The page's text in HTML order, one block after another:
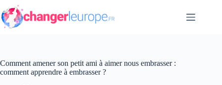
Passer
au
contenu
Comment amener son petit ami à aimer nous embrasser :
comment apprendre à embrasser ?